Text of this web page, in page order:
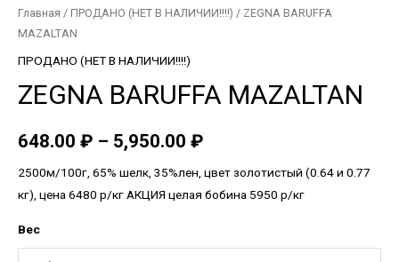
Главная / ПРОДАНО (НЕТ В НАЛИЧИИ!!!!) / ZEGNA BARUFFA
MAZALTAN
ПРОДАНО (НЕТ В НАЛИЧИИ!!!!)
ZEGNA BARUFFA MAZALTAN
648.00 ₽ – 5,950.00 ₽
2500м/100г, 65% шелк, 35%лен, цвет золотистый (0.64 и 0.77
кг), цена 6480 р/кг АКЦИЯ целая бобина 5950 р/кг
Вес